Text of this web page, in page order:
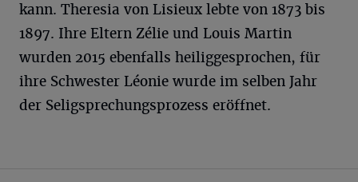
kann. Theresia von Lisieux lebte von 1873 bis
1897. Ihre Eltern Zélie und Louis Martin
wurden 2015 ebenfalls heiliggesprochen, für
ihre Schwester Léonie wurde im selben Jahr
der Seligsprechungsprozess eröffnet.